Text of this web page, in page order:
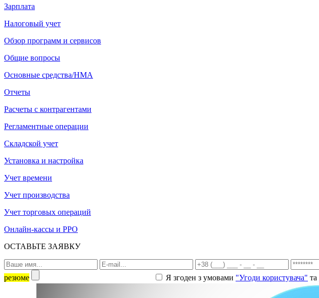
Зарплата
Налоговый учет
Обзор программ и сервисов
Общие вопросы
Основные средства/НМА
Отчеты
Расчеты с контрагентами
Регламентные операции
Складской учет
Установка и настройка
Учет времени
Учет производства
Учет торговых операций
Онлайн-кассы и РРО
ОСТАВЬТЕ ЗАЯВКУ
резюме
Я згоден з умовами "Угоди користувача" та